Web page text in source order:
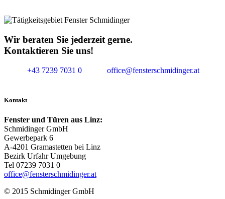
Wir beraten Sie jederzeit gerne.
Kontaktieren Sie uns!
+43 7239 7031 0 office@fensterschmidinger.at
Kontakt
Fenster und Türen aus Linz:
Schmidinger GmbH
Gewerbepark 6
A-4201 Gramastetten bei Linz
Bezirk Urfahr Umgebung
Tel 07239 7031 0
office@fensterschmidinger.at
© 2015 Schmidinger GmbH